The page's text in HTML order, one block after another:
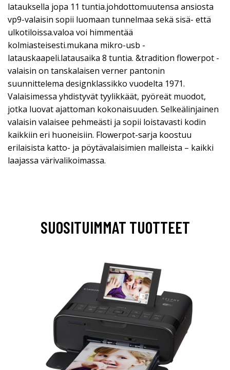
latauksella jopa 11 tuntia.johdottomuutensa ansiosta
vp9-valaisin sopii luomaan tunnelmaa sekä sisä- että
ulkotiloissa.valoa voi himmentää
kolmiasteisesti.mukana mikro-usb -
latauskaapeli.latausaika 8 tuntia. &tradition flowerpot -
valaisin on tanskalaisen verner pantonin
suunnittelema designklassikko vuodelta 1971.
Valaisimessa yhdistyvät tyylikkäät, pyöreät muodot,
jotka luovat ajattoman kokonaisuuden. Selkeälinjainen
valaisin valaisee pehmeästi ja sopii loistavasti kodin
kaikkiin eri huoneisiin. Flowerpot-sarja koostuu
erilaisista katto- ja pöytävalaisimien malleista – kaikki
laajassa värivalikoimassa.
SUOSITUIMMAT TUOTTEET